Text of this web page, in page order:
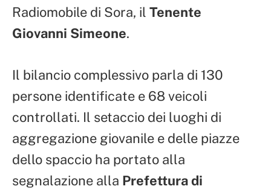
Radiomobile di Sora, il Tenente
Giovanni Simeone.
Il bilancio complessivo parla di 130
persone identificate e 68 veicoli
controllati. Il setaccio dei luoghi di
aggregazione giovanile e delle piazze
dello spaccio ha portato alla
segnalazione alla Prefettura di